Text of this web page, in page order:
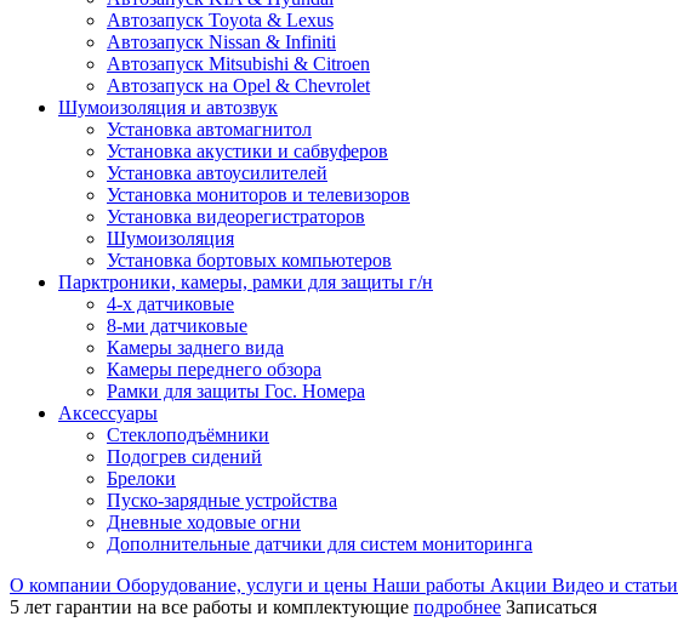
Автозапуск Toyota & Lexus
Автозапуск Nissan & Infiniti
Автозапуск Mitsubishi & Citroen
Автозапуск на Opel & Chevrolet
Шумоизоляция и автозвук
Установка автомагнитол
Установка акустики и сабвуферов
Установка автоусилителей
Установка мониторов и телевизоров
Установка видеорегистраторов
Шумоизоляция
Установка бортовых компьютеров
Парктроники, камеры, рамки для защиты г/н
4-х датчиковые
8-ми датчиковые
Камеры заднего вида
Камеры переднего обзора
Рамки для защиты Гос. Номера
Аксессуары
Стеклоподъёмники
Подогрев сидений
Брелоки
Пуско-зарядные устройства
Дневные ходовые огни
Дополнительные датчики для систем мониторинга
О компании Оборудование, услуги и цены Наши работы Акции Видео и статьи
5 лет гарантии на все работы и комплектующие подробнее Записаться